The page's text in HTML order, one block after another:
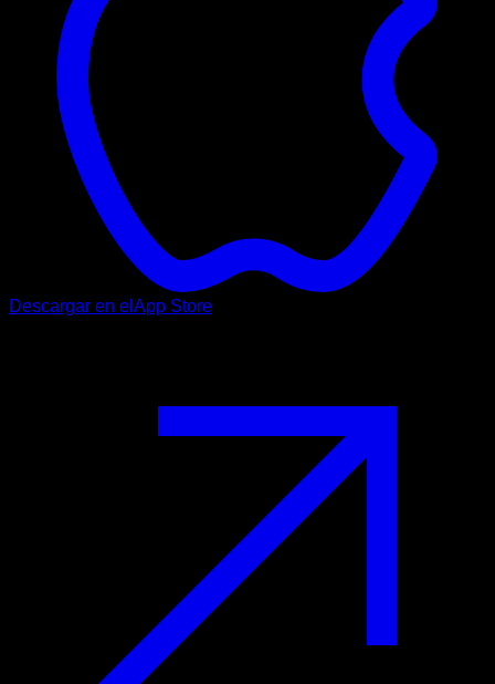
Descargar en el App Store